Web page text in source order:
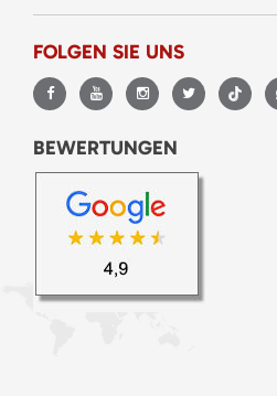
FOLGEN SIE UNS
BEWERTUNGEN